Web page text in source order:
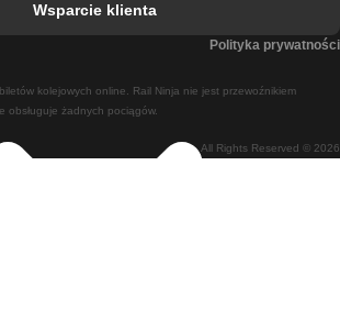
Pociąg Madryt - Lizbona
Pociąg Madryt - Barcelona All Rights Reserved © 2026
kolejowych online. Rail Ninja nie jest przewoźnikiem
obsługuje żadnych pociągów.
Wsparcie klienta
Polityka prywatności